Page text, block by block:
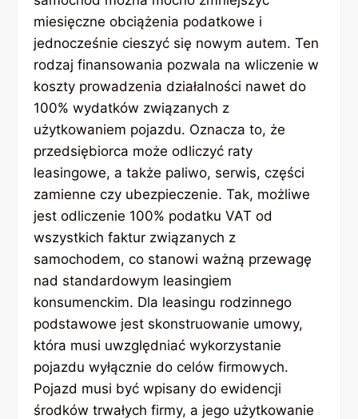
miesięczne obciążenia podatkowe i
jednocześnie cieszyć się nowym autem. Ten
rodzaj finansowania pozwala na wliczenie w
koszty prowadzenia działalności nawet do
100% wydatków związanych z
użytkowaniem pojazdu. Oznacza to, że
przedsiębiorca może odliczyć raty
leasingowe, a także paliwo, serwis, części
zamienne czy ubezpieczenie. Tak, możliwe
jest odliczenie 100% podatku VAT od
wszystkich faktur związanych z
samochodem, co stanowi ważną przewagę
nad standardowym leasingiem
konsumenckim. Dla leasingu rodzinnego
podstawowe jest skonstruowanie umowy,
która musi uwzględniać wykorzystanie
pojazdu wyłącznie do celów firmowych.
Pojazd musi być wpisany do ewidencji
środków trwałych firmy, a jego użytkowanie